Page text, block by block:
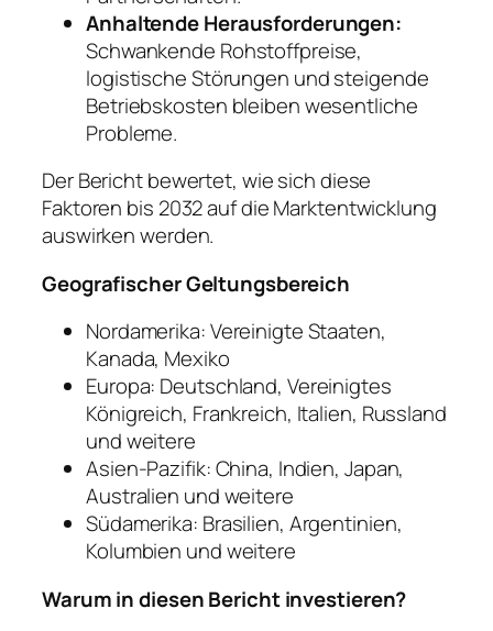
Anhaltende Herausforderungen:
Schwankende Rohstoffpreise,
logistische Störungen und steigende
Betriebskosten bleiben wesentliche
Probleme.
Der Bericht bewertet, wie sich diese
Faktoren bis 2032 auf die Marktentwicklung
auswirken werden.
Geografischer Geltungsbereich
Nordamerika: Vereinigte Staaten,
Kanada, Mexiko
Europa: Deutschland, Vereinigtes
Königreich, Frankreich, Italien, Russland
und weitere
Asien-Pazifik: China, Indien, Japan,
Australien und weitere
Südamerika: Brasilien, Argentinien,
Kolumbien und weitere
Warum in diesen Bericht investieren?